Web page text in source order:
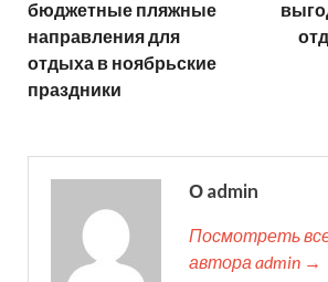
бюджетные пляжные
направления для
отдыха в ноябрьские
праздники
О admin
Посмотреть
автора admin →